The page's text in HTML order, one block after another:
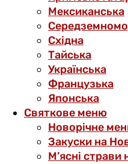
Мексиканська
Східна
Тайська
Українська
Французька
Японська
Святкове меню
Новорічне
Закуски на
М’ясні страви